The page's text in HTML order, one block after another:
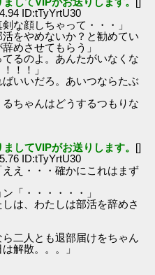
ID:tTyYrtU30
な顔しちゃって・・・」
をやめないか？と勧めてい
めさせてもらう」
るのよ。あんたがいなくな
！！」
いいだろ。あいつならたぶ
ちゃんはどうするつもりな
してVIPがお送りします。 []
ID:tTyYrtU30
え・・・確かにこれはまず
「・・・・・・」
は、わたしは部活を辞めさ
二人とも退部届けをちゃん
解散。。。」